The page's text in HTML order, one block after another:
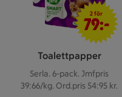
Toalettpapper
Serla. 6-pack. Jmfpris
39:66/kg. Ord.pris 54:95 kr.
2 för
2 för
79:-